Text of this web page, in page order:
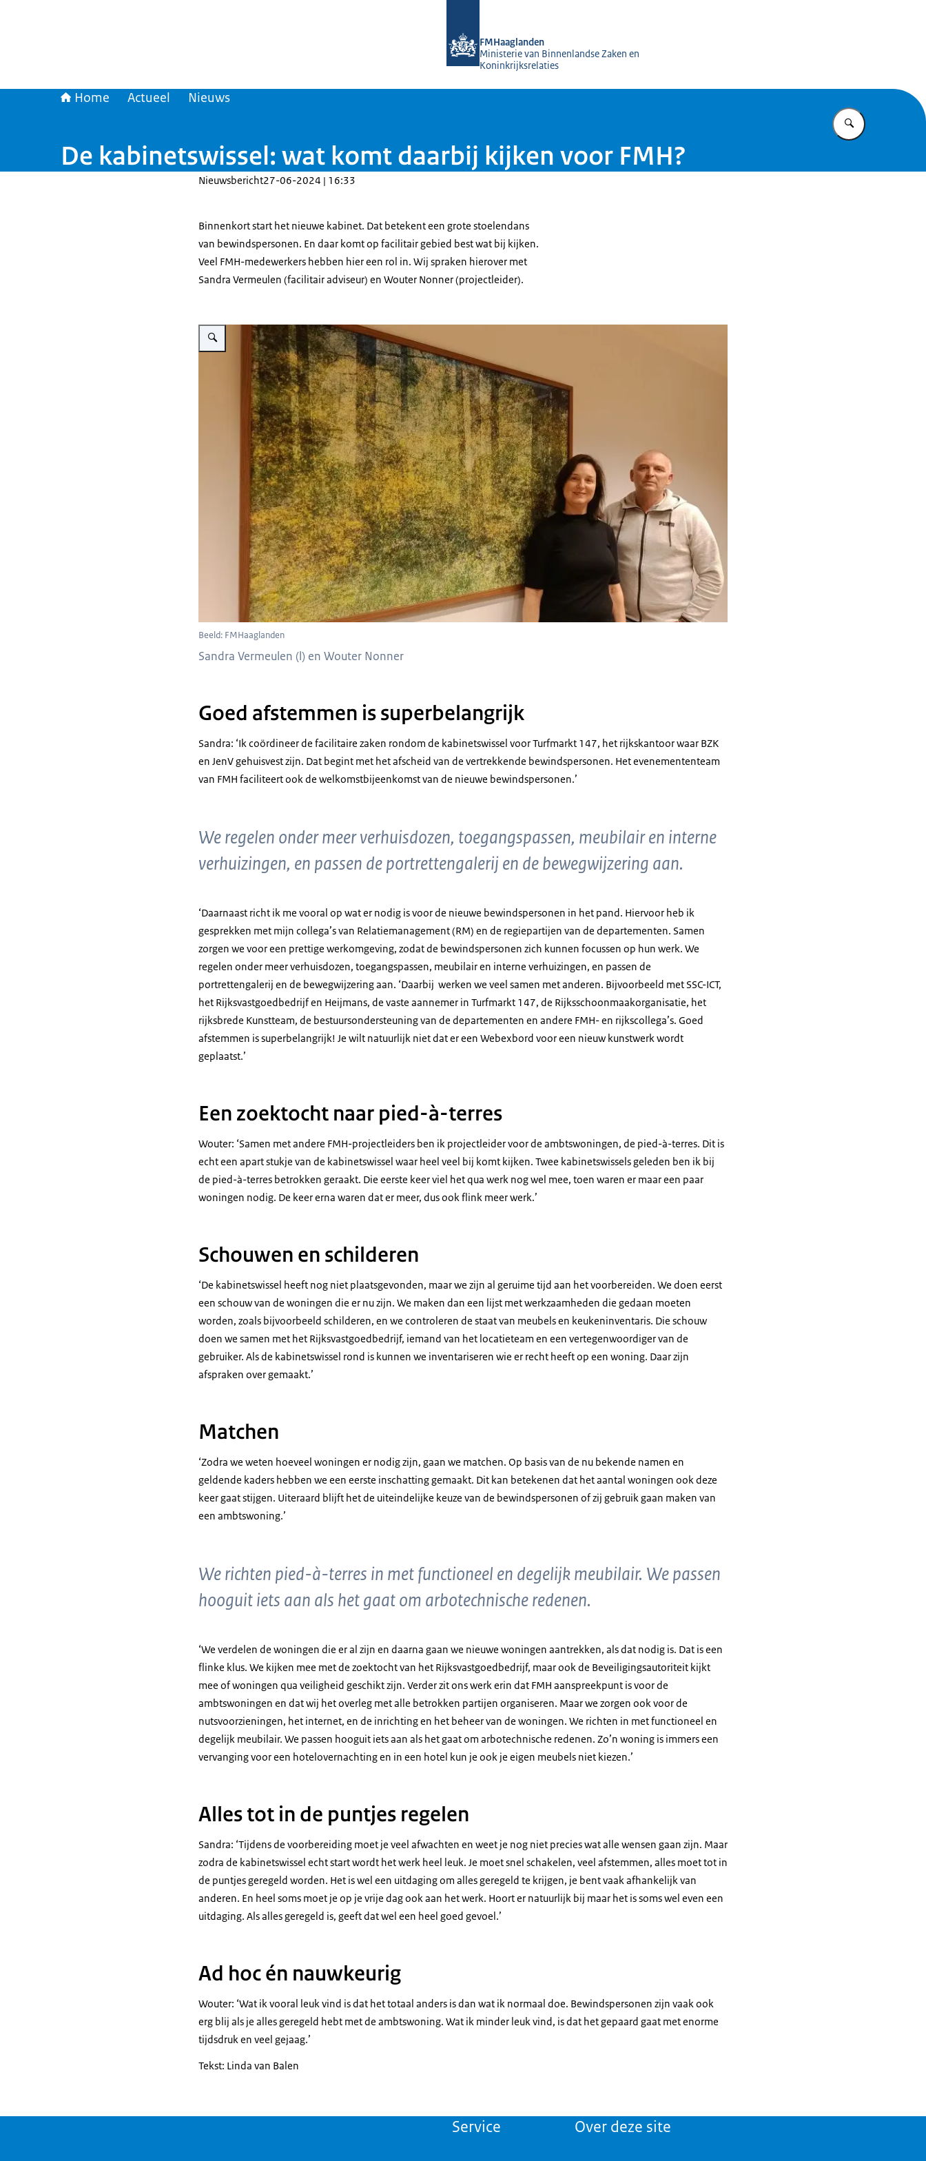
FMHaaglanden
Ministerie van Binnenlandse Zaken en
Koninkrijksrelaties
Home Actueel Nieuws
Vul in wat u
De kabinetswissel: wat komt daarbij kijken voor FMH?
Nieuwsbericht27-06-2024 | 16:33
Binnenkort start het nieuwe kabinet. Dat betekent een grote stoelendans
van bewindspersonen. En daar komt op facilitair gebied best wat bij kijken.
Veel FMH-medewerkers hebben hier een rol in. Wij spraken hierover met
Sandra Vermeulen (facilitair adviseur) en Wouter Nonner (projectleider).
Vergroot afbeelding Sandra Vermeulen (l) en Wouter Nonner
Beeld: FMHaaglanden
Sandra Vermeulen (l) en Wouter Nonner
Goed afstemmen is superbelangrijk
Sandra: ‘Ik coördineer de facilitaire zaken rondom de kabinetswissel voor Turfmarkt 147, het rijkskantoor waar BZK
en JenV gehuisvest zijn. Dat begint met het afscheid van de vertrekkende bewindspersonen. Het evenemententeam
van FMH faciliteert ook de welkomstbijeenkomst van de nieuwe bewindspersonen.’
We regelen onder meer verhuisdozen, toegangspassen, meubilair en interne
verhuizingen, en passen de portrettengalerij en de bewegwijzering aan.
‘Daarnaast richt ik me vooral op wat er nodig is voor de nieuwe bewindspersonen in het pand. Hiervoor heb ik
gesprekken met mijn collega’s van Relatiemanagement (RM) en de regiepartijen van de departementen. Samen
zorgen we voor een prettige werkomgeving, zodat de bewindspersonen zich kunnen focussen op hun werk. We
regelen onder meer verhuisdozen, toegangspassen, meubilair en interne verhuizingen, en passen de
portrettengalerij en de bewegwijzering aan. ‘Daarbij werken we veel samen met anderen. Bijvoorbeeld met SSC-ICT,
het Rijksvastgoedbedrijf en Heijmans, de vaste aannemer in Turfmarkt 147, de Rijksschoonmaakorganisatie, het
rijksbrede Kunstteam, de bestuursondersteuning van de departementen en andere FMH- en rijkscollega’s. Goed
afstemmen is superbelangrijk! Je wilt natuurlijk niet dat er een Webexbord voor een nieuw kunstwerk wordt
geplaatst.’
Een zoektocht naar pied-à-terres
Wouter: ‘Samen met andere FMH-projectleiders ben ik projectleider voor de ambtswoningen, de pied-à-terres. Dit is
echt een apart stukje van de kabinetswissel waar heel veel bij komt kijken. Twee kabinetswissels geleden ben ik bij
de pied-à-terres betrokken geraakt. Die eerste keer viel het qua werk nog wel mee, toen waren er maar een paar
woningen nodig. De keer erna waren dat er meer, dus ook flink meer werk.’
Schouwen en schilderen
‘De kabinetswissel heeft nog niet plaatsgevonden, maar we zijn al geruime tijd aan het voorbereiden. We doen eerst
een schouw van de woningen die er nu zijn. We maken dan een lijst met werkzaamheden die gedaan moeten
worden, zoals bijvoorbeeld schilderen, en we controleren de staat van meubels en keukeninventaris. Die schouw
doen we samen met het Rijksvastgoedbedrijf, iemand van het locatieteam en een vertegenwoordiger van de
gebruiker. Als de kabinetswissel rond is kunnen we inventariseren wie er recht heeft op een woning. Daar zijn
afspraken over gemaakt.’
Matchen
‘Zodra we weten hoeveel woningen er nodig zijn, gaan we matchen. Op basis van de nu bekende namen en
geldende kaders hebben we een eerste inschatting gemaakt. Dit kan betekenen dat het aantal woningen ook deze
keer gaat stijgen. Uiteraard blijft het de uiteindelijke keuze van de bewindspersonen of zij gebruik gaan maken van
een ambtswoning.’
We richten pied-à-terres in met functioneel en degelijk meubilair. We passen
hooguit iets aan als het gaat om arbotechnische redenen.
‘We verdelen de woningen die er al zijn en daarna gaan we nieuwe woningen aantrekken, als dat nodig is. Dat is een
flinke klus. We kijken mee met de zoektocht van het Rijksvastgoedbedrijf, maar ook de Beveiligingsautoriteit kijkt
mee of woningen qua veiligheid geschikt zijn. Verder zit ons werk erin dat FMH aanspreekpunt is voor de
ambtswoningen en dat wij het overleg met alle betrokken partijen organiseren. Maar we zorgen ook voor de
nutsvoorzieningen, het internet, en de inrichting en het beheer van de woningen. We richten in met functioneel en
degelijk meubilair. We passen hooguit iets aan als het gaat om arbotechnische redenen. Zo’n woning is immers een
vervanging voor een hotelovernachting en in een hotel kun je ook je eigen meubels niet kiezen.’
Alles tot in de puntjes regelen
Sandra: ‘Tijdens de voorbereiding moet je veel afwachten en weet je nog niet precies wat alle wensen gaan zijn. Maar
zodra de kabinetswissel echt start wordt het werk heel leuk. Je moet snel schakelen, veel afstemmen, alles moet tot in
de puntjes geregeld worden. Het is wel een uitdaging om alles geregeld te krijgen, je bent vaak afhankelijk van
anderen. En heel soms moet je op je vrije dag ook aan het werk. Hoort er natuurlijk bij maar het is soms wel even een
uitdaging. Als alles geregeld is, geeft dat wel een heel goed gevoel.’
Ad hoc én nauwkeurig
Wouter: ‘Wat ik vooral leuk vind is dat het totaal anders is dan wat ik normaal doe. Bewindspersonen zijn vaak ook
erg blij als je alles geregeld hebt met de ambtswoning. Wat ik minder leuk vind, is dat het gepaard gaat met enorme
tijdsdruk en veel gejaag.’
Tekst: Linda van Balen
Service Over deze site